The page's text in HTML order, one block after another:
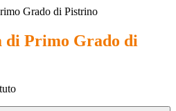
Grado di Pistrino
di Primo Grado di